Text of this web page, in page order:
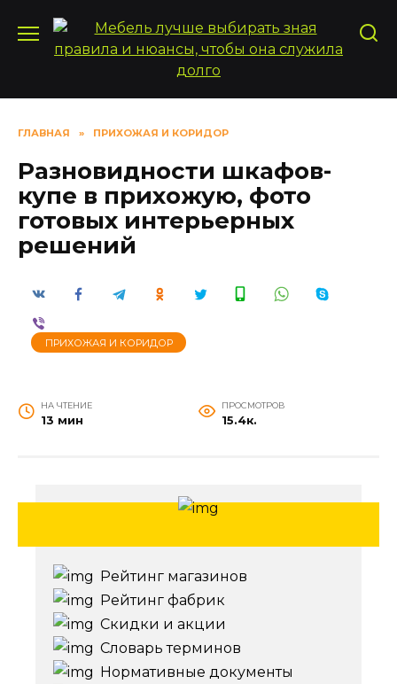
содержанию
ГЛАВНАЯ » ПРИХОЖАЯ И КОРИДОР
Разновидности шкафов-
купе в прихожую, фото
готовых интерьерных
решений
ПРИХОЖАЯ И КОРИДОР
НА ЧТЕНИЕ
13 мин
ПРОСМОТРОВ
15.4к.
Рейтинг магазинов
Рейтинг фабрик
Скидки и акции
Словарь терминов
Нормативные документы